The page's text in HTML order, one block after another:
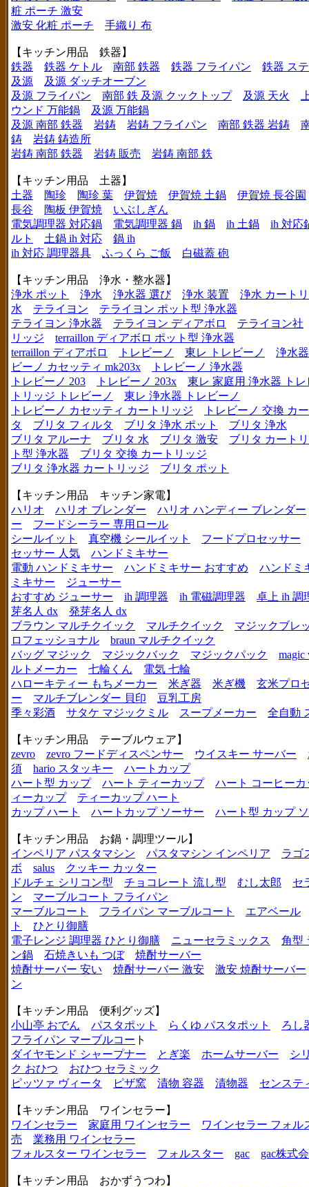
粧 ポーチ 激安
激安 化粧 ポーチ
手織り 布
【キッチン用品 鉄器】
鉄器
鉄器 ケトル 南部 鉄器 鉄器 フライパン
鉄器 ス
及源
及源 ダッチオーブン
及源 フライパン
南部 鉄 及源 クックトップ 及源 天火
ウンド 万能鍋
及源 万能鍋
及源 南部 鉄器
岩鋳 岩鋳 フライパン 南部 鉄器 岩鋳
鋳
岩鋳 鋳造所
岩鋳 南部 鉄器
岩鋳 販売 岩鋳 南部 鉄
【キッチン用品 土器】
土器
陶珍 陶珍 葉 伊賀焼 伊賀焼 土鍋
伊賀焼 長谷園
長谷
陶板 伊賀焼
いぶしぎん
電気調理器 対応鍋
電気調理器 鍋 ih 鍋 ih 土鍋
ih 対応
ルト
土鍋 ih 対応
鍋 ih
ih 対応 調理器具
ふっくら ご飯 白磁蓋 砲
【キッチン用品 浄水・整水器】
浄水 ポット
浄水 浄水器 選び 浄水 装置
浄水 カート
水
テライヨン
テライヨン ポット型 浄水器
テライヨン 浄水器
テライヨン ディアボロ
テライヨン社
リッジ
terraillon ディアボロ ポット型 浄水器
terraillon ディアボロ
トレビーノ 東レ トレビーノ
浄水
ビーノ カセッティ mk203x
トレビーノ 浄水器
トレビーノ 203
トレビーノ 203x
東レ 家庭用 浄水器 トレ
トリッジ トレビーノ
東レ 浄水器 トレビーノ
トレビーノ カセッティ カートリッジ
トレビーノ 交換 カ
タ
ブリタ フィルタ ブリタ 浄水 ポット
ブリタ 浄水
ブリタ アルーナ
ブリタ 水 ブリタ 激安
ブリタ カート
ト型 浄水器
ブリタ 交換 カートリッジ
ブリタ 浄水器 カートリッジ
ブリタ ポット
【キッチン用品 キッチン家電】
ハリオ
ハリオ ブレンダー
ハリオ ハンディー ブレンダー
ー
フードシーラー 専用ロール
シールイット
真空機 シールイット
フードプロセッサー
セッサー 人気
ハンドミキサー
電動 ハンドミキサー
ハンドミキサー おすすめ
ハンドミ
ミキサー
ジューサー
おすすめ ジューサー
ih 調理器 ih 電磁調理器
卓上 ih 調
芽名人 dx
発芽名人 dx
ブラウン マルチクイック
マルチクイック
マジックブレ
ロフェッショナル
braun マルチクイック
バッグ マジック
マジックバック マジックパック
magic
ルトメーカー
七輪くん
電気 七輪
ハローキティー もちメーカー
米ぎ器 米ぎ機
玄米プロ
ー
マルチブレンダー 貝印
豆乳工房
季々彩酒
サタケ マジックミル スープメーカー 全自動
【キッチン用品 テーブルウェア】
zevro
zevro フードディスペンサー ウイスキー サーバー
須
hario スタッキー
ハートカップ
ハート型 カップ
ハート ティーカップ
ハート コーヒーカ
ィーカップ
ティーカップ ハート
カップ ハート
ハートカップ ソーサー ハート型 カップ
【キッチン用品 お鍋・調理ツール】
インペリア パスタマシン
パスタマシン インペリア
ラゴ
ボ
salus
クッキー カッター
ドルチェ シリコン型
チョコレート 流し型 むし太郎
セ
ン
マーブルコート フライパン
マーブルコート
フライパン マーブルコート
エアベール
ト
ひとり御膳
電子レンジ 調理器 ひとり御膳
ニューセラミックス
角型
ン鍋
石焼きいも つぼ
焼酎サーバー
焼酎サーバー 安い
焼酎サーバー 激安
激安 焼酎サーバー
ン
【キッチン用品 便利グッズ】
小山亭 おでん
パスタポット らくゆ パスタポット
ろし
フライパン マーブルコー ト
ダイヤモンド シャープナー
とぎ楽 ホームサーバー
シ
ク おひつ
おひつ セラミック
ピッツァ ヴィータ
ピザ窯 漬物 容器 漬物器 センステ
【キッチン用品 ワインセラー】
ワインセラー
家庭用 ワインセラー
ワインセラー フォル
売
業務用 ワインセラー
フォルスター ワインセラー
フォルスター gac gac株式
【キッチン用品 おかずうつわ】